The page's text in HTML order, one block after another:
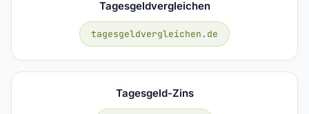
Tagesgeldvergleichen
tagesgeldvergleichen.de
Tagesgeld-Zins